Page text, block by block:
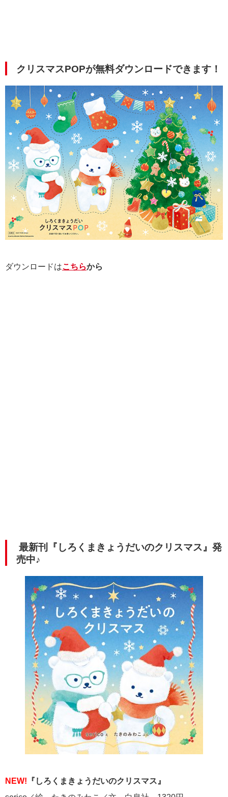
クリスマスPOPが無料ダウンロードできます！
ダウンロードはこちらから
最新刊『しろくまきょうだいのクリスマス』発
売中♪
NEW! 『しろくまきょうだいのクリスマス』